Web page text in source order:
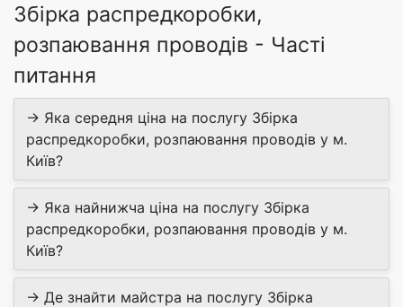
Збірка распредкоробки,
розпаювання проводів - Часті
питання
→ Яка середня ціна на послугу Збірка
распредкоробки, розпаювання проводів у м.
Київ?
→ Яка найнижча ціна на послугу Збірка
распредкоробки, розпаювання проводів у м.
Київ?
→ Де знайти майстра на послугу Збірка